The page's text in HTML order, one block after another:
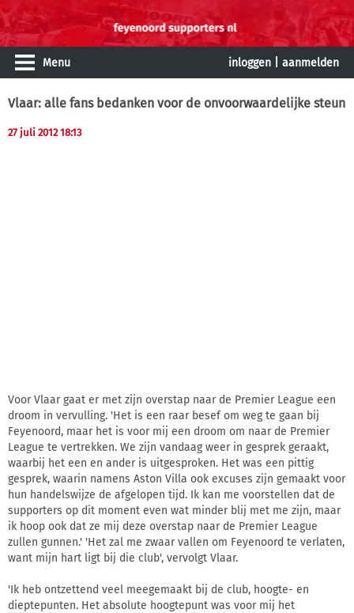
Menu inloggen aanmelden
Vlaar: alle fans bedanken voor de onvoorwaardelijke steun
27 juli 2012 18:13
Voor Vlaar gaat er met zijn overstap naar de Premier League een
droom in vervulling. 'Het is een raar besef om weg te gaan bij
Feyenoord, maar het is voor mij een droom om naar de Premier
League te vertrekken. We zijn vandaag weer in gesprek geraakt,
waarbij het een en ander is uitgesproken. Het was een pittig
gesprek, waarin namens Aston Villa ook excuses zijn gemaakt voor
hun handelswijze de afgelopen tijd. Ik kan me voorstellen dat de
supporters op dit moment even wat minder blij met me zijn, maar
ik hoop ook dat ze mij deze overstap naar de Premier League
zullen gunnen.' 'Het zal me zwaar vallen om Feyenoord te verlaten,
want mijn hart ligt bij die club', vervolgt Vlaar.
'Ik heb ontzettend veel meegemaakt bij de club, hoogte- en
dieptepunten. Het absolute hoogtepunt was voor mij het